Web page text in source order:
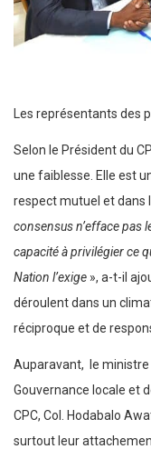
Les représentants des
Selon le Président du
une faiblesse. Elle est
respect mutuel et dans
consensus n’efface pas
capacité à privilégier ce
Nation l’exige », a-t-il
déroulent dans un
réciproque et de
Auparavant, le ministre
Gouvernance locale et
CPC, Col. Hodabalo
surtout leur